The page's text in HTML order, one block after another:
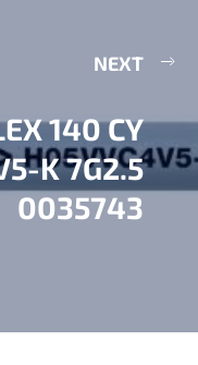
NEXT
140 CY
K 7G2.5
0035743